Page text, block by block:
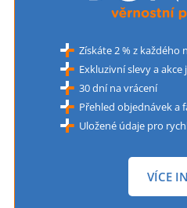
Získáte 2 % z každého
Exkluzivní slevy a akce
30 dní na vrácení
Přehled objednávek a
Uložené údaje pro
VÍCE